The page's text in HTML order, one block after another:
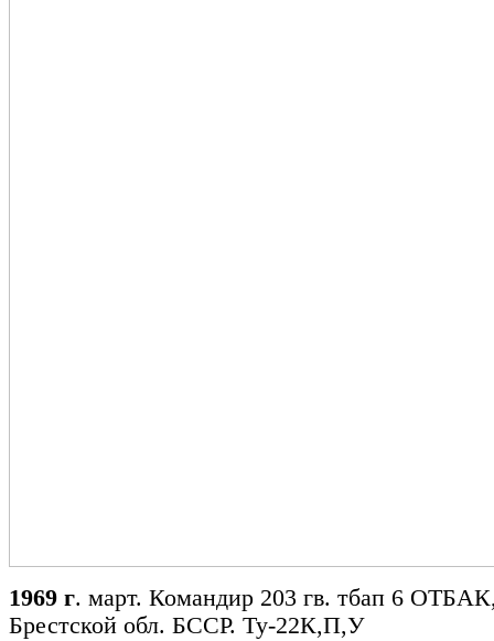
1969 г. март. Командир 203 гв. тбап 6
Брестской обл. БССР. Ту-22К,П,У